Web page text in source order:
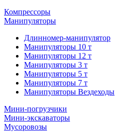
Компрессоры
Манипуляторы
Длинномер-манипулятор
Манипуляторы 10 т
Манипуляторы 12 т
Манипуляторы 3 т
Манипуляторы 5 т
Манипуляторы 7 т
Манипуляторы Вездеходы
Мини-погрузчики
Мини-экскаваторы
Мусоровозы